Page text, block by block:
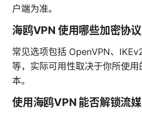
户端为准。
海鸥VPN 使用哪些加密协议
常见选项包括 OpenVPN、
等，实际可用性取决于你所使
本。
使用海鸥VPN 能否解锁流媒